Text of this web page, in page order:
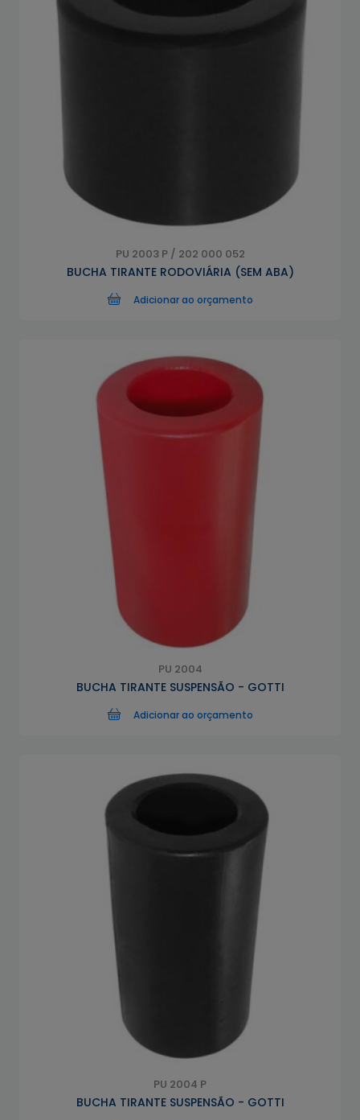
PU 2003 P / 202 000 052
BUCHA TIRANTE RODOVIÁRIA (SEM ABA)
Adicionar ao orçamento
PU 2004
BUCHA TIRANTE SUSPENSÃO - GOTTI
Adicionar ao orçamento
PU 2004 P
BUCHA TIRANTE SUSPENSÃO - GOTTI